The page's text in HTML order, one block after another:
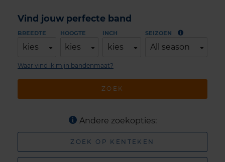
Vind jouw perfecte band
BREEDTE
kies
HOOGTE
kies
INCH
kies
SEIZOEN
All season
ZOEK
Waar vind ik mijn bandenmaat?
Andere zoekopties:
ZOEK OP KENTEKEN